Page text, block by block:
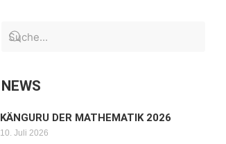
NEWS
KÄNGURU DER MATHEMATIK 2026
10. Juli 2026